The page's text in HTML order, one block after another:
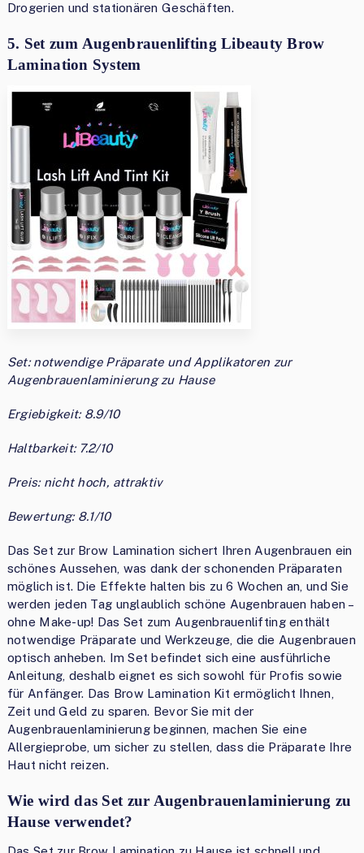
Drogerien und stationären Geschäften.
5. Set zum Augenbrauenlifting Libeauty Brow
Lamination System
Set: notwendige Präparate und Applikatoren zur
Augenbrauenlaminierung zu Hause
Ergiebigkeit: 8.9/10
Haltbarkeit: 7.2/10
Preis: nicht hoch, attraktiv
Bewertung: 8.1/10
Das Set zur Brow Lamination sichert Ihren Augenbrauen ein
schönes Aussehen, was dank der schonenden Präparaten
möglich ist. Die Effekte halten bis zu 6 Wochen an, und Sie
werden jeden Tag unglaublich schöne Augenbrauen haben –
ohne Make-up! Das Set zum Augenbrauenlifting enthält
notwendige Präparate und Werkzeuge, die die Augenbrauen
optisch anheben. Im Set befindet sich eine ausführliche
Anleitung, deshalb eignet es sich sowohl für Profis sowie
für Anfänger. Das Brow Lamination Kit ermöglicht Ihnen,
Zeit und Geld zu sparen. Bevor Sie mit der
Augenbrauenlaminierung beginnen, machen Sie eine
Allergieprobe, um sicher zu stellen, dass die Präparate Ihre
Haut nicht reizen.
Wie wird das Set zur Augenbrauenlaminierung zu
Hause verwendet?